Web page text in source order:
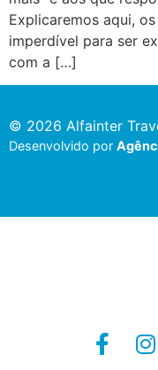
Explicaremos aqui,
imperdível para ser
com a […]
© 2026 Alfainter
Desenvolvido por